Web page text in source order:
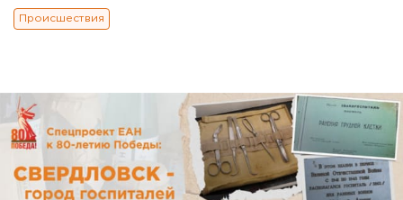
Происшествия